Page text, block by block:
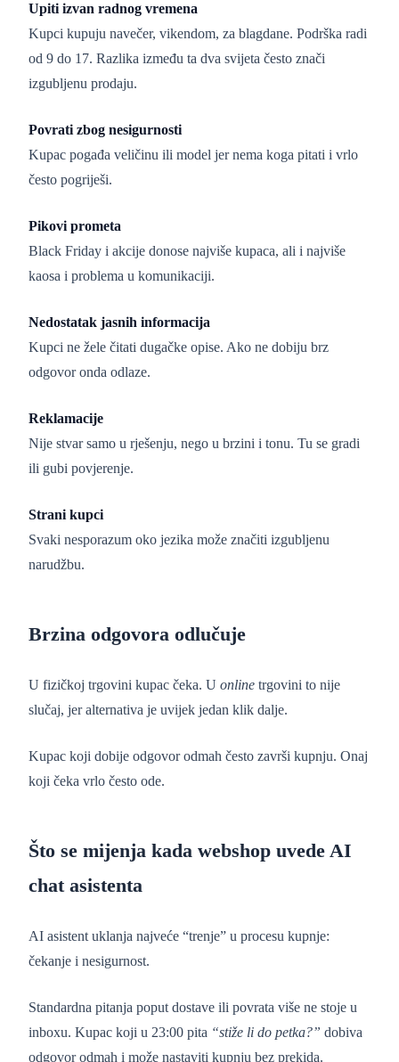
Upiti izvan radnog vremena
Kupci kupuju navečer, vikendom, za blagdane. Podrška radi
od 9 do 17. Razlika između ta dva svijeta često znači
izgubljenu prodaju.
Povrati zbog nesigurnosti
Kupac pogađa veličinu ili model jer nema koga pitati i vrlo
često pogriješi.
Pikovi prometa
Black Friday i akcije donose najviše kupaca, ali i najviše
kaosa i problema u komunikaciji.
Nedostatak jasnih informacija
Kupci ne žele čitati dugačke opise. Ako ne dobiju brz
odgovor onda odlaze.
Reklamacije
Nije stvar samo u rješenju, nego u brzini i tonu. Tu se gradi
ili gubi povjerenje.
Strani kupci
Svaki nesporazum oko jezika može značiti izgubljenu
narudžbu.
Brzina odgovora odlučuje
U fizičkoj trgovini kupac čeka. U online trgovini to nije
slučaj, jer alternativa je uvijek jedan klik dalje.
Kupac koji dobije odgovor odmah često završi kupnju. Onaj
koji čeka vrlo često ode.
Što se mijenja kada webshop uvede AI
chat asistenta
AI asistent uklanja najveće “trenje” u procesu kupnje:
čekanje i nesigurnost.
Standardna pitanja poput dostave ili povrata više ne stoje u
inboxu. Kupac koji u 23:00 pita “stiže li do petka?” dobiva
odgovor odmah i može nastaviti kupnju bez prekida.